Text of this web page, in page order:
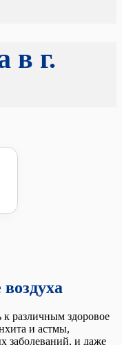
в г.
к различным здоровое
и астмы,
заболеваний, и даже